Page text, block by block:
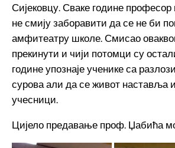
Сијековцу. Сваке године
не смију заборавити да се не би
амфитеатру школе. Смисао
прекинути и чији потомци су
године упознаје ученике са
сурова али да се живот наставља
учесници.
Цијело предавање проф. Џабића